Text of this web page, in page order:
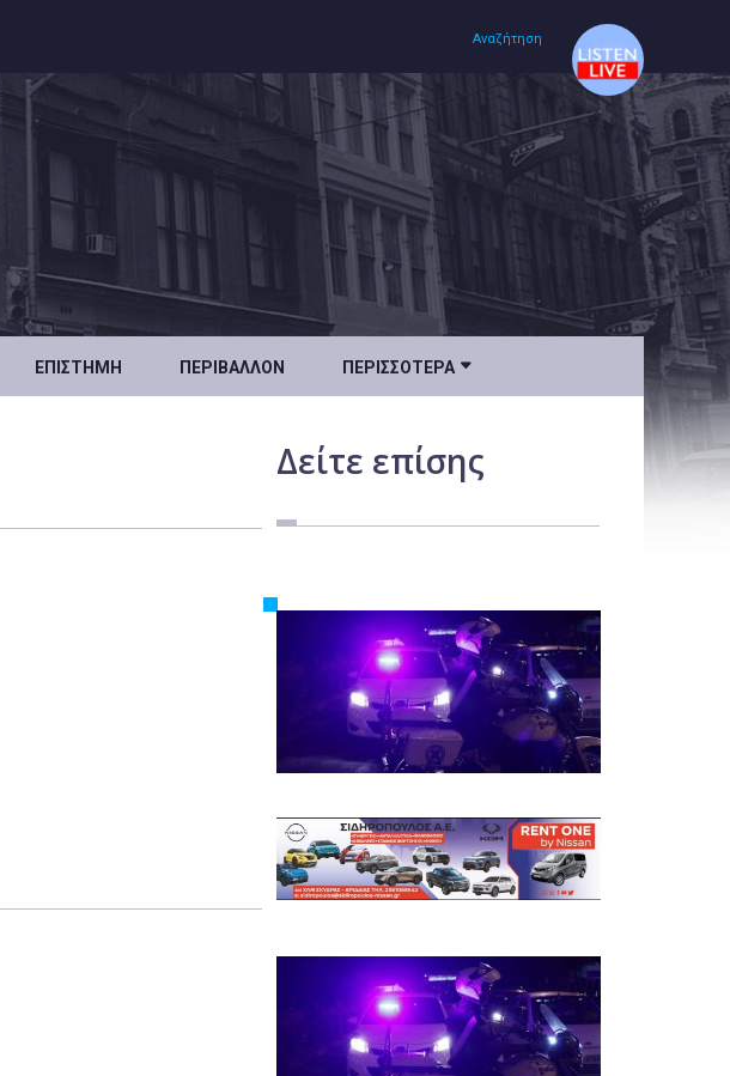
Αναζήτηση
ΕΠΙΣΤΉΜΗ ΠΕΡΙΒΆΛΛΟΝ ΠΕΡΙΣΣΌΤΕΡΑ 
Δείτε επίσης
Αρχική
Πολιτισμός
Υγεία
Ταξίδια
Επιστήμη
Περιβάλλον
Κόσμος
Τοπικά
Αγροτικά
Οικονομία
Αθλητικά
Αστυνομικό Δελτίο